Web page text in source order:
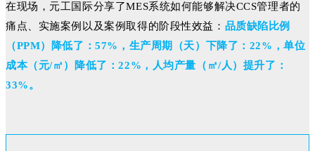
在现场，元工国际分享了MES系统如何能够解决CCS管理者的
痛点、实施案例以及案例取得的阶段性效益： 品质缺陷比例
（PPM）降低了：57%，生产周期（天）下降了：22%，单位
成本（元/㎡）降低了：22%，人均产量（㎡/人）提升了：
33%。